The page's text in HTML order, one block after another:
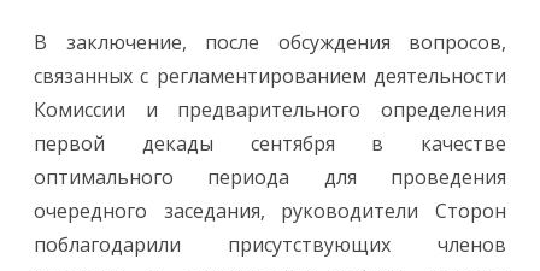
В заключение, после обсуждения вопросов,
связанных с регламентированием деятельности
Комиссии и предварительного определения
первой декады сентября в качестве
оптимального периода для проведения
очередного заседания, руководители Сторон
поблагодарили присутствующих членов